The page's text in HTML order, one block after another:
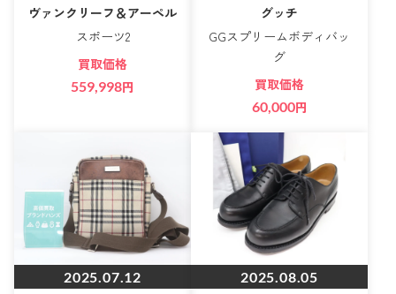
ヴァンクリーフ＆アーペル
スポーツ2
買取価格
559,998円
グッチ
GGスプリームボディバッ
グ
買取価格
60,000円
2025.07.12 2025.08.05